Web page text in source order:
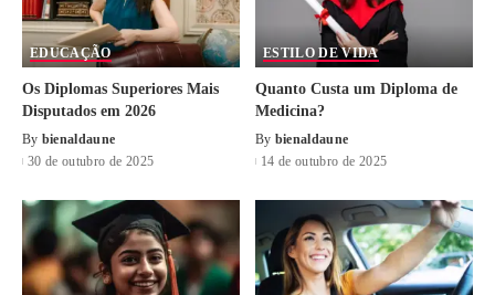
EDUCAÇÃO
Os Diplomas Superiores Mais
Disputados em 2026
By bienaldaune
30 de outubro de 2025
ESTILO DE VIDA
Quanto Custa um Diploma de
Medicina?
By bienaldaune
14 de outubro de 2025